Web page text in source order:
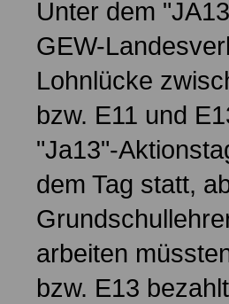
Unter dem
GEW-
Lohnlücke
bzw. E11 und
"Ja13"-
dem Tag statt,
arbeiten
bzw. E13